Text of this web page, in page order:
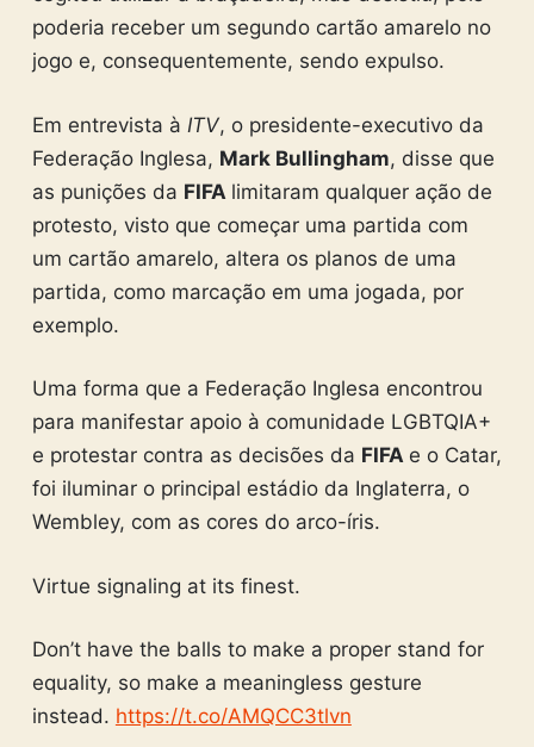
poderia receber um segundo cartão amarelo no
jogo e, consequentemente, sendo expulso.
Em entrevista à ITV, o presidente-executivo da
Federação Inglesa, Mark Bullingham, disse que
as punições da FIFA limitaram qualquer ação de
protesto, visto que começar uma partida com
um cartão amarelo, altera os planos de uma
partida, como marcação em uma jogada, por
exemplo.
Uma forma que a Federação Inglesa encontrou
para manifestar apoio à comunidade LGBTQIA+
e protestar contra as decisões da FIFA e o Catar,
foi iluminar o principal estádio da Inglaterra, o
Wembley, com as cores do arco-íris.
Virtue signaling at its finest.
Don’t have the balls to make a proper stand for
equality, so make a meaningless gesture
instead. https://t.co/AMQCC3tlvn